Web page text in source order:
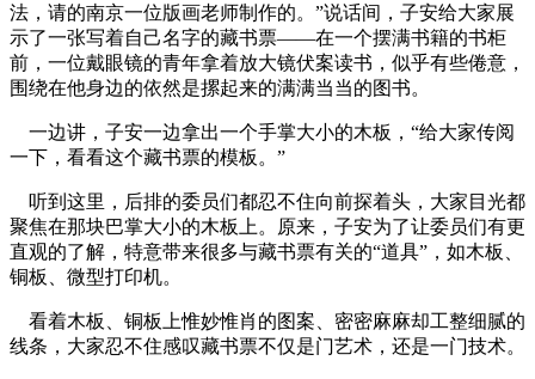
法，请的南京一位版画老师制作的。”说话间，子安给大家展
示了一张写着自己名字的藏书票——在一个摆满书籍的书柜
前，一位戴眼镜的青年拿着放大镜伏案读书，似乎有些倦意，
围绕在他身边的依然是摞起来的满满当当的图书。
一边讲，子安一边拿出一个手掌大小的木板，“给大家传阅
一下，看看这个藏书票的模板。”
听到这里，后排的委员们都忍不住向前探着头，大家目光都
聚焦在那块巴掌大小的木板上。原来，子安为了让委员们有更
直观的了解，特意带来很多与藏书票有关的“道具”，如木板、
铜板、微型打印机。
看着木板、铜板上惟妙惟肖的图案、密密麻麻却工整细腻的
线条，大家忍不住感叹藏书票不仅是门艺术，还是一门技术。